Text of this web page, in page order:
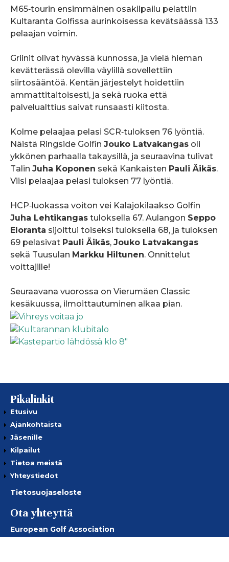
M65‑tourin ensimmäinen osakilpailu pelattiin
Kultaranta Golfissa aurinkoisessa kevätsäässä 133
pelaajan voimin.
Griinit olivat hyvässä kunnossa, ja vielä hieman
kevätterässä olevilla väylillä sovellettiin
siirtosääntöä. Kentän järjestelyt hoidettiin
ammattitaitoisesti, ja sekä ruoka että
palvelualttius saivat runsaasti kiitosta.
Kolme pelaajaa pelasi SCR‑tuloksen 76 lyöntiä.
Näistä Ringside Golfin Jouko Latvakangas oli
ykkönen parhaalla takaysillä, ja seuraavina tulivat
Talin Juha Koponen sekä Kankaisten Pauli Äikäs.
Viisi pelaajaa pelasi tuloksen 77 lyöntiä.
HCP‑luokassa voiton vei Kalajokilaakso Golfin
Juha Lehtikangas tuloksella 67. Aulangon Seppo
Eloranta sijoittui toiseksi tuloksella 68, ja tuloksen
69 pelasivat Pauli Äikäs, Jouko Latvakangas
sekä Tuusulan Markku Hiltunen. Onnittelut
voittajille!
Seuraavana vuorossa on Vierumäen Classic
kesäkuussa, ilmoittautuminen alkaa pian.
Pikalinkit
Etusivu
Ajankohtaista
Jäsenille
Kilpailut
Tietoa meistä
Yhteystiedot
Tietosuojaseloste
Ota yhteyttä
European Golf Association